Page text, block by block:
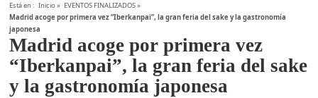
Está en : Inicio» EVENTOS FINALIZADOS»
Madrid acoge por primera vez “Iberkanpai”, la gran feria del sake y la gastronomía
japonesa
Madrid acoge por primera vez
“Iberkanpai”, la gran feria del sake
y la gastronomía japonesa